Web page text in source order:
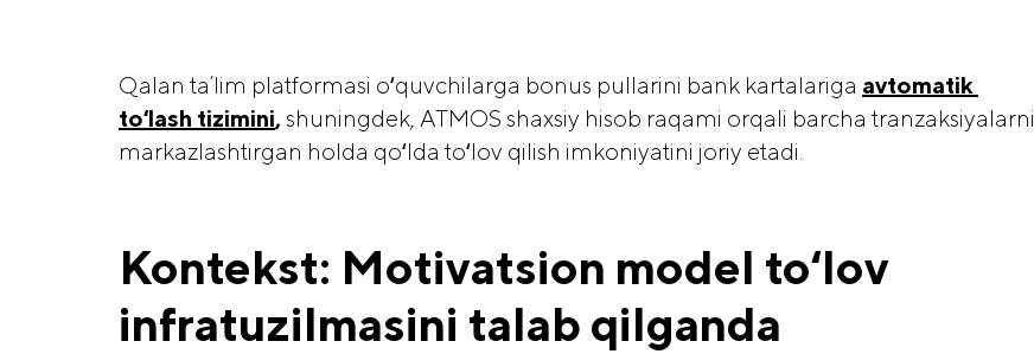
Qalan taʼlim platformasi oʻquvchilarga bonus pullarini bank kartalariga avtomatik
toʻlash tizimini,shuningdek, ATMOS shaxsiy hisob raqami orqali barcha tranzaksiyalarni
markazlashtirgan holda qoʻlda toʻlov qilish imkoniyatini joriy etadi.
Kontekst: Motivatsion model toʻlov
infratuzilmasini talab qilganda